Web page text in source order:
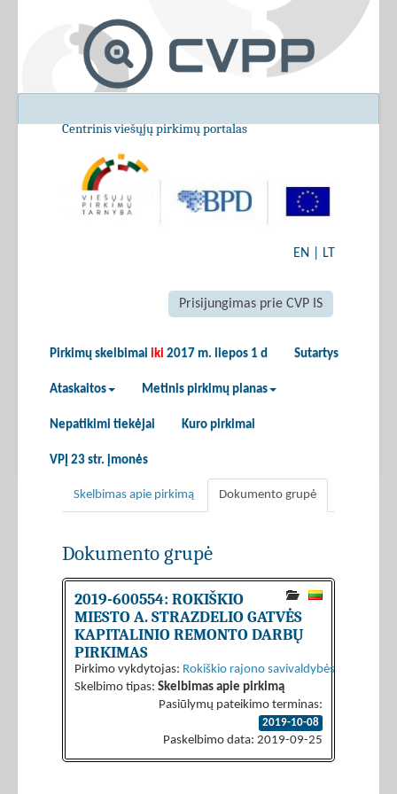
Centrinis viešųjų pirkimų portalas
EN LT
Prisijungimas prie CVP IS
Pirkimų skelbimai iki 2017 m. liepos 1 d Sutartys
Ataskaitos Metinis pirkimų planas
Nepatikimi tiekėjai Kuro pirkimai
VPĮ 23 str. įmonės
Skelbimas apie pirkimą Dokumento grupė
Dokumento grupė
2019-600554: ROKIŠKIO
MIESTO A. STRAZDELIO GATVĖS
KAPITALINIO REMONTO DARBŲ
PIRKIMAS
Pirkimo vykdytojas: Rokiškio rajono savivaldybės
Skelbimo tipas: Skelbimas apie pirkimą
Pasiūlymų pateikimo terminas:
2019-10-08
Paskelbimo data: 2019-09-25